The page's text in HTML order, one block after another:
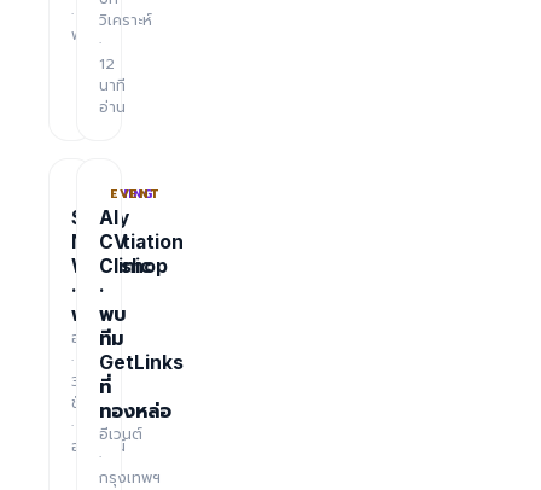
·
ฟรี
วิเคราะห์
·
12
นาที
อ่าน
TRAINING
Salary
Negotiation
Workshop
·
ฟรี
อบรม
·
3
ชั่วโมง
·
ออนไลน์
EVENT
AI
CV
Clinic
·
พบ
ทีม
GetLinks
ที่
ทองหล่อ
อีเวนต์
·
กรุงเทพฯ